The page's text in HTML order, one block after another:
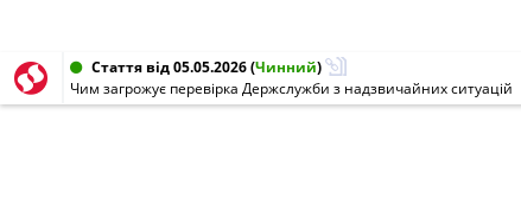
Стаття від 05.05.2026(Чинний)
Чим загрожує перевірка Держслужби з надзвичайних ситуацій